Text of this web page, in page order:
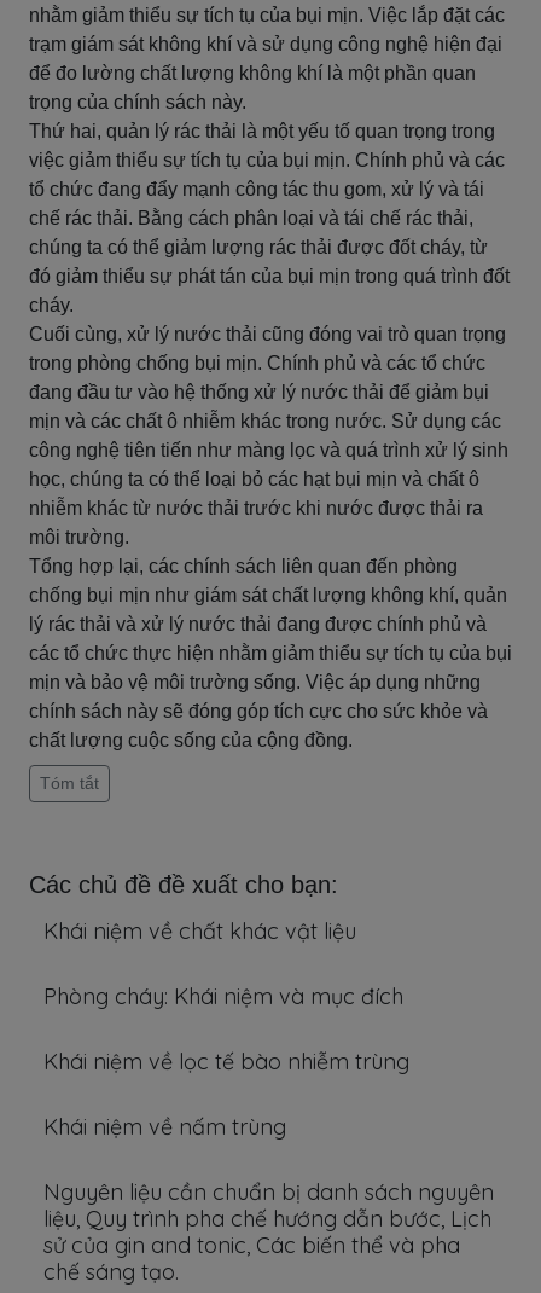
nhằm giảm thiểu sự tích tụ của bụi mịn. Việc lắp đặt các
trạm giám sát không khí và sử dụng công nghệ hiện đại
để đo lường chất lượng không khí là một phần quan
trọng của chính sách này.
Thứ hai, quản lý rác thải là một yếu tố quan trọng trong
việc giảm thiểu sự tích tụ của bụi mịn. Chính phủ và các
tổ chức đang đẩy mạnh công tác thu gom, xử lý và tái
chế rác thải. Bằng cách phân loại và tái chế rác thải,
chúng ta có thể giảm lượng rác thải được đốt cháy, từ
đó giảm thiểu sự phát tán của bụi mịn trong quá trình đốt
cháy.
Cuối cùng, xử lý nước thải cũng đóng vai trò quan trọng
trong phòng chống bụi mịn. Chính phủ và các tổ chức
đang đầu tư vào hệ thống xử lý nước thải để giảm bụi
mịn và các chất ô nhiễm khác trong nước. Sử dụng các
công nghệ tiên tiến như màng lọc và quá trình xử lý sinh
học, chúng ta có thể loại bỏ các hạt bụi mịn và chất ô
nhiễm khác từ nước thải trước khi nước được thải ra
môi trường.
Tổng hợp lại, các chính sách liên quan đến phòng
chống bụi mịn như giám sát chất lượng không khí, quản
lý rác thải và xử lý nước thải đang được chính phủ và
các tổ chức thực hiện nhằm giảm thiểu sự tích tụ của bụi
mịn và bảo vệ môi trường sống. Việc áp dụng những
chính sách này sẽ đóng góp tích cực cho sức khỏe và
chất lượng cuộc sống của cộng đồng.
Tóm tắt
Các chủ đề đề xuất cho bạn:
Khái niệm về chất khác vật liệu
Phòng cháy: Khái niệm và mục đích
Khái niệm về lọc tế bào nhiễm trùng
Khái niệm về nấm trùng
Nguyên liệu cần chuẩn bị danh sách nguyên
liệu, Quy trình pha chế hướng dẫn bước, Lịch
sử của gin and tonic, Các biến thể và pha
chế sáng tạo.